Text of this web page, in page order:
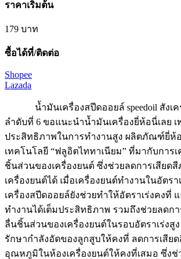
ราคาเริ่มต้น
179 บาท
ซื้อได้ที่/ติดต่อ
Shopee
Lazada
น้ำมันเครื่อง​สปีดออย​ล์​ speed​oil​ สังเค
ลำดับที่ 6 ขอแนะนำน้ำมันเครื่องยี่ห้อนี่เลย เ
ประสิทธิภาพในการทำงานสูง ผลิตภัณฑ์ยี่ห้
เทคโนโลยี “ฟลูอิตไททาเนียม” ที่มากับการเ
ชิ้นส่วนของเครื่องยนต์ ซึ่งช่วยลดการเสียดสี
เครื่องยนต์ได้ เมื่อเครื่องยนต์ทำงานในอัตร
เครื่องสปีดออยล์ยังช่วยทำให้อัตราเร่งคงที่
ทำงานได้เต็มประสิทธิภาพ รวมถึงช่วยลดก
ลื่นชิ้นส่วนของเครื่องยนต์ในรอบอัตราเร่งสู
รักษากำลังอัดของลูกสูบให้คงที่ ลดการเสีย
อุณหภูมิในห้องเครื่องยนต์ให้คงที่เสมอ ซึ่งช่